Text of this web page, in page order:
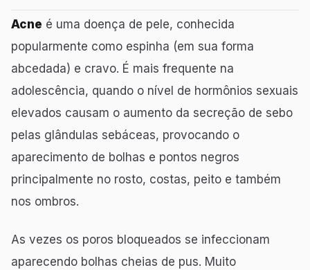
Acne é uma doença de pele, conhecida
popularmente como espinha (em sua forma
abcedada) e cravo. É mais frequente na
adolescência, quando o nível de hormônios sexuais
elevados causam o aumento da secreção de sebo
pelas glândulas sebáceas, provocando o
aparecimento de bolhas e pontos negros
principalmente no rosto, costas, peito e também
nos ombros.
As vezes os poros bloqueados se infeccionam
aparecendo bolhas cheias de pus. Muito